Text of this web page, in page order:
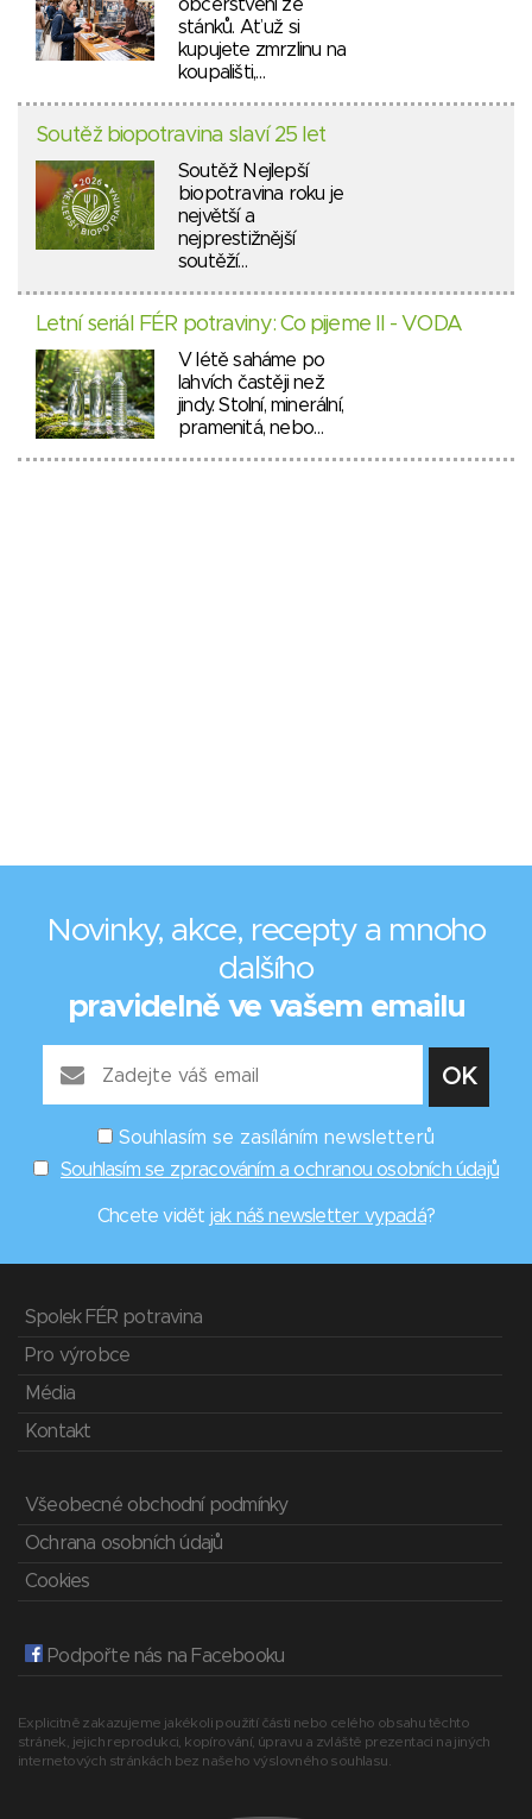
občerstvení ze
stánků. Ať už si
kupujete zmrzlinu na
koupališti,…
Soutěž biopotravina slaví 25 let
Soutěž Nejlepší
biopotravina roku je
největší a
nejprestižnější
soutěží…
Letní seriál FÉR potraviny: Co pijeme II - VODA
V létě saháme po
lahvích častěji než
jindy. Stolní, minerální,
pramenitá, nebo…
Novinky, akce, recepty a mnoho
dalšího
pravidelně ve vašem emailu
Souhlasím se zasíláním newsletterů
Souhlasím se zpracováním a ochranou osobních údajů
Chcete vidět jak náš newsletter vypadá?
Spolek FÉR potravina
Pro výrobce
Média
Kontakt
Všeobecné obchodní podmínky
Ochrana osobních údajů
Cookies
Podpořte nás na Facebooku
Explicitně zakazujeme jakékoli použití části nebo celého obsahu těchto
stránek, jejich reprodukci, kopírování, úpravu a zvláště prezentaci na jiných
internetových stránkách bez našeho výslovného souhlasu.